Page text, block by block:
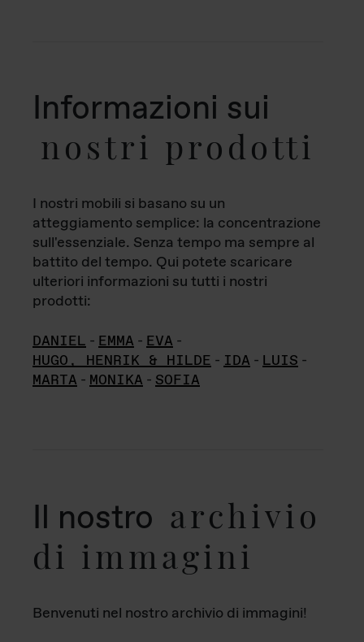
Informazioni sui
nostri prodotti
I nostri mobili si basano su un
atteggiamento semplice: la concentrazione
sull'essenziale. Senza tempo ma sempre al
battito del tempo. Qui potete scaricare
ulteriori informazioni su tutti i nostri
prodotti:
DANIEL - EMMA - EVA -
HUGO, HENRIK & HILDE - IDA - LUIS -
MARTA - MONIKA - SOFIA
Il nostro archivio
di immagini
Benvenuti nel nostro archivio di immagini!